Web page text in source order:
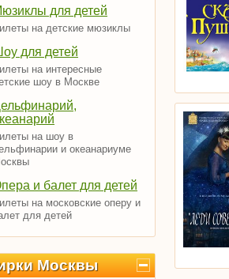
для детей
на детские мюзиклы
для детей
на интересные
шоу в Москве
на шоу в
и океанариуме
и балет для детей
на московские оперу и
для детей
Москвы